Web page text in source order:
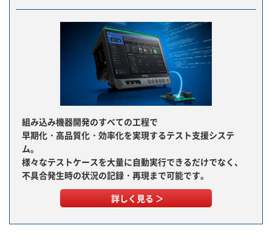
組み込み機器開発のすべての工程で
早期化・高品質化・効率化を実現するテスト支援システ
ム。
様々なテストケースを大量に自動実行できるだけでなく、
不具合発生時の状況の記録・再現まで可能です。
詳しく見る ＞